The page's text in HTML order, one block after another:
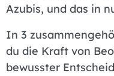
Azubis, und das in
In 3
du die Kraft von
bewusster